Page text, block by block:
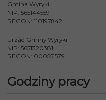
Gmina Wyryki
NIP: 5651445591
REGON: 110197842
Urząd Gminy Wyryki
NIP: 5651320381
REGON: 000551579
Godziny pracy